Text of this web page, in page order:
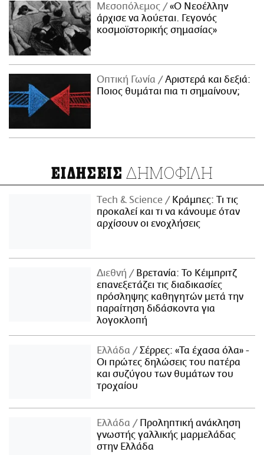
Μεσοπόλεμος
«Ο Νεοέλλην
άρχισε να λούεται. Γεγονός
κοσμοϊστορικής σημασίας»
Οπτική Γωνία
Αριστερά και δεξιά:
Ποιος θυμάται πια τι σημαίνουν;
ΕΙΔΗΣΕΙΣ ΔΗΜΟΦΙΛΗ
Τech & Science
Κράμπες: Τι τις
προκαλεί και τι να κάνουμε όταν
αρχίσουν οι ενοχλήσεις
Διεθνή
Βρετανία: Το Κέιμπριτζ
επανεξετάζει τις διαδικασίες
πρόσληψης καθηγητών μετά την
παραίτηση διδάσκοντα για
λογοκλοπή
Ελλάδα
Σέρρες: «Τα έχασα όλα» -
Οι πρώτες δηλώσεις του πατέρα
και συζύγου των θυμάτων του
τροχαίου
Ελλάδα
Προληπτική ανάκληση
γνωστής γαλλικής μαρμελάδας
στην Ελλάδα